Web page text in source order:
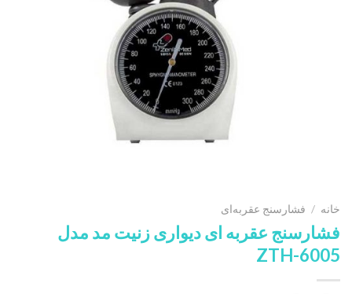
خانه / فشارسنج عقربه‌ای
فشارسنج عقربه ای دیواری زنیت مد مدل
ZTH-6005